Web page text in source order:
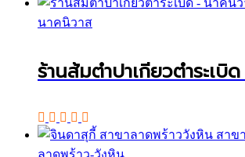
นาคนิวาส
ร้านส้มตำปาเกียวตำระเบิ
ลาดพร้าว-วังหิน